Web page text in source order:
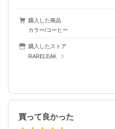
購入した商品
カラー/コーヒー
購入したストア
RARELEAK
買って良かった